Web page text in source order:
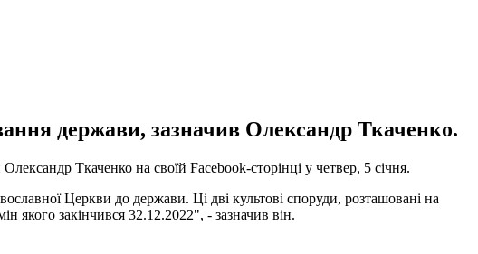
держави, зазначив Олександр Ткаченко.
Олександр Ткаченко на своїй Facebook-сторінці у четвер, 5 січня.
Церкви до держави. Ці дві культові споруди, розташовані на
якого закінчився 32.12.2022", - зазначив він.